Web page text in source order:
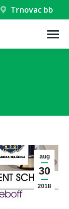
Trnovac bb
aug
30
2018